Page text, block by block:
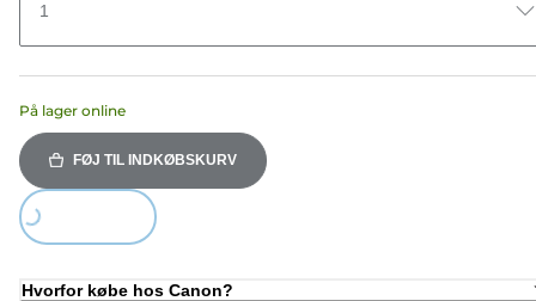
1
På lager online
FØJ TIL INDKØBSKURV
Loading...
Hvorfor købe hos Canon?